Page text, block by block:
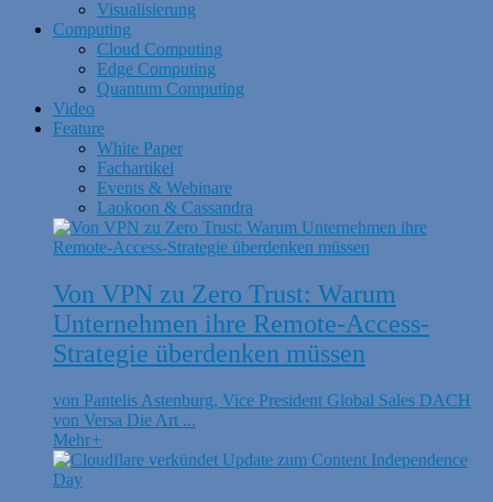
Visualisierung
Computing
Cloud Computing
Edge Computing
Quantum Computing
Video
Feature
White Paper
Fachartikel
Events & Webinare
Laokoon & Cassandra
Von VPN zu Zero Trust: Warum
Unternehmen ihre Remote-Access-
Strategie überdenken müssen
von Pantelis Astenburg, Vice President Global Sales DACH
von Versa Die Art ...
Mehr+